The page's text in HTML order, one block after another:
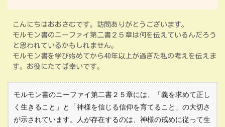
こんにちはおおさむです。訪問ありがとうございます。
モルモン書のニーファイ第二書２５章は何を伝えているんだろう
と思われているかもしれません。
モルモン書を学び始めてから40年以上が過ぎた私の考えを伝えま
す。お役にたてば幸いです。
モルモン書のニーファイ第二書２５章には、「義を求めて正し
く生きること」と「神様を信じる信仰を育てること」の大切さ
が示されています。人が存在するのは、神様の戒めに従って生